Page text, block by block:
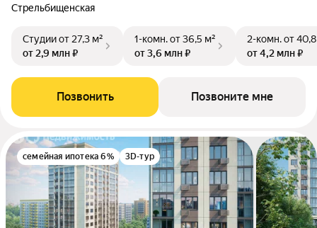
Стрельбищенская
Студииот 27,3 м²
от 2,9 млн ₽
1-комн.от 36,5 м²
от 3,6 млн ₽
2-комн.от
от 4,2 млн ₽
Позвонить Позвоните мне
семейная ипотека 6% 3D-тур